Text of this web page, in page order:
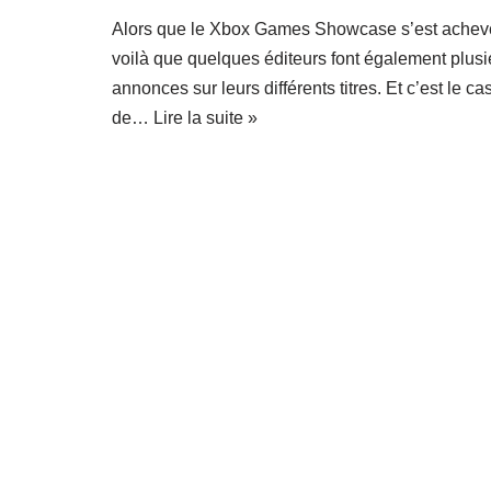
Alors que le Xbox Games Showcase s’est
voilà que quelques éditeurs font également
annonces sur leurs différents titres. Et c’est le
de… Lire la suite »